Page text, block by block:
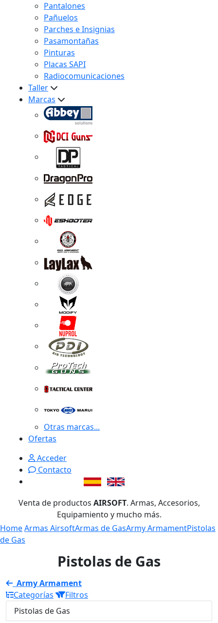
Pantalones
Pañuelos
Parches e Insignias
Pasamontañas
Pinturas
Placas SAPI
Radiocomunicaciones
Taller
Marcas
Otras marcas...
Ofertas
Acceder
Contacto
Venta de productos AIRSOFT. Armas, Accesorios,
Equipamiento y mucho más.
HomeArmas AirsoftArmas de GasArmy ArmamentPistolas
de Gas
Pistolas de Gas
Army Armament
Categorías
Filtros
Pistolas de Gas